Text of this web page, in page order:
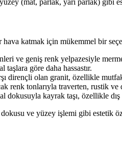
katmak için mükemmel bir
ve geniş renk yelpazesiyle
göre daha hassastır.
dirençli olan granit, özellikle
renk tonlarıyla traverten, rustik
dokusuyla kayrak taşı, özellikle
ve yüzey işlemi gibi